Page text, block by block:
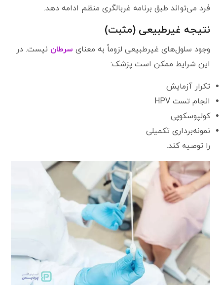
فرد می‌تواند طبق برنامه غربالگری منظم ادامه دهد.
نتیجه غیرطبیعی (مثبت)
وجود سلول‌های غیرطبیعی لزوماً به معنای سرطان نیست. در
این شرایط ممکن است پزشک:
تکرار آزمایش
انجام تست HPV
کولپوسکوپی
نمونه‌برداری تکمیلی
را توصیه کند.